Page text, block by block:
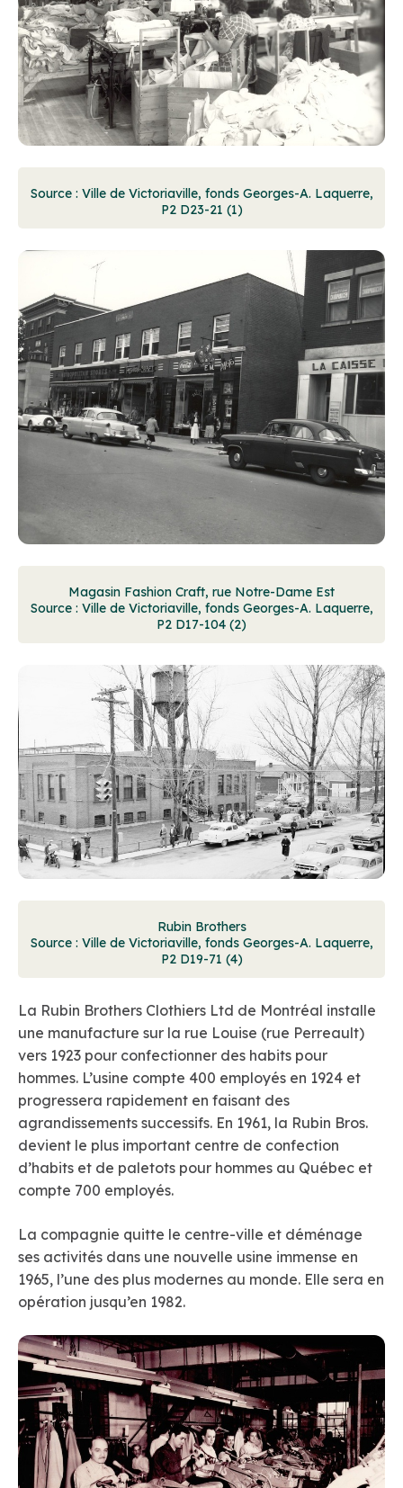
Source : Ville de Victoriaville, fonds Georges-A. Laquerre,
P2 D23-21 (1)
Magasin Fashion Craft, rue Notre-Dame Est
Source : Ville de Victoriaville, fonds Georges-A. Laquerre,
P2 D17-104 (2)
Rubin Brothers
Source : Ville de Victoriaville, fonds Georges-A. Laquerre,
P2 D19-71 (4)
La Rubin Brothers Clothiers Ltd de Montréal installe
une manufacture sur la rue Louise (rue Perreault)
vers 1923 pour confectionner des habits pour
hommes. L’usine compte 400 employés en 1924 et
progressera rapidement en faisant des
agrandissements successifs. En 1961, la Rubin Bros.
devient le plus important centre de confection
d’habits et de paletots pour hommes au Québec et
compte 700 employés.
La compagnie quitte le centre-ville et déménage
ses activités dans une nouvelle usine immense en
1965, l’une des plus modernes au monde. Elle sera en
opération jusqu’en 1982.